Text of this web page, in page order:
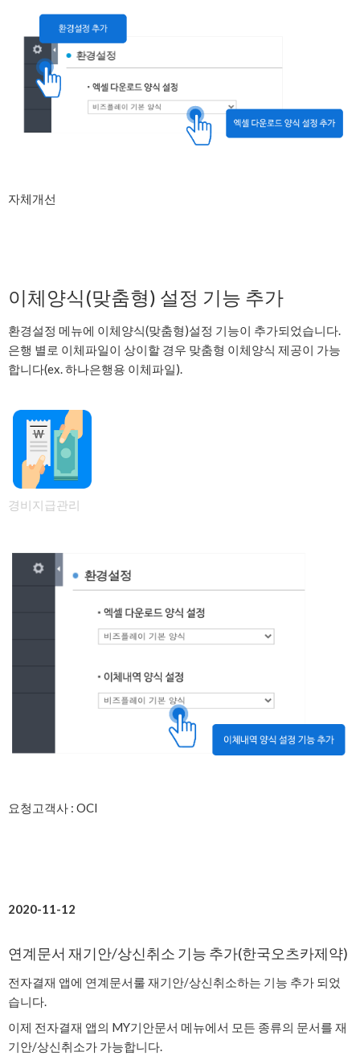
자체개선
이체양식(맞춤형) 설정 기능 추가
환경설정 메뉴에 이체양식(맞춤형)설정 기능이 추가되었습니다.
은행 별로 이체파일이 상이할 경우 맞춤형 이체양식 제공이 가능
합니다(ex. 하나은행용 이체파일).
경비지급관리
요청고객사 : OCI
2020-11-12
연계문서 재기안/상신취소 기능 추가(한국오츠카제약)
전자결재 앱에 연계문서룰 재기안/상신취소하는 기능 추가 되었
습니다.
이제 전자결재 앱의 MY기안문서 메뉴에서 모든 종류의 문서를 재
기안/상신취소가 가능합니다.